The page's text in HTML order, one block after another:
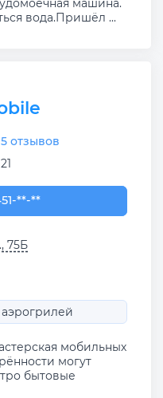
машина.
вода.Пришёл ...
5 отзывов
59-59
**-**
75Б
мобильных
могут
бытовые